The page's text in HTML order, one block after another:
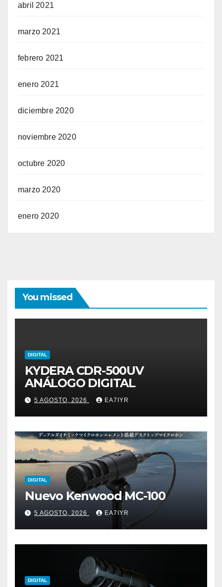
abril 2021
marzo 2021
febrero 2021
enero 2021
diciembre 2020
noviembre 2020
octubre 2020
marzo 2020
enero 2020
You missed
DIGITAL
KYDERA CDR-500UV
ANÁLOGO DIGITAL
5 AGOSTO, 2026 EA7IYR
DIGITAL
Nuevo Kenwood MC-100
5 AGOSTO, 2026 EA7IYR
DIGITAL